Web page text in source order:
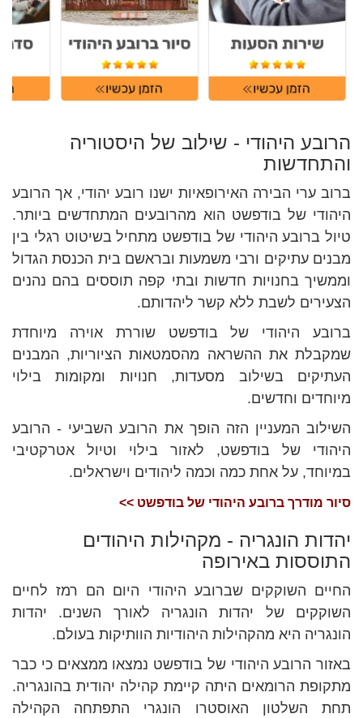
הרובע היהודי - שילוב של היסטוריה
והתחדשות
ברוב ערי הבירה האירופאיות ישנו רובע יהודי, אך הרובע
היהודי של בודפשט הוא מהרובעים המתחדשים ביותר.
טיול ברובע היהודי של בודפשט מתחיל בשיטוט רגלי בין
מבנים עתיקים ורבי משמעות ובראשם בית הכנסת הגדול
וממשיך בחנויות חדשות ובתי קפה תוססים בהם נהנים
הצעירים לשבת ללא קשר ליהדותם.
ברובע היהודי של בודפשט שוררת אוירה מיוחדת
שמקבלת את ההשראה מהסמטאות הציוריות, המבנים
העתיקים בשילוב מסעדות, חנויות ומקומות בילוי
מיוחדים וחדשים.
השילוב המעניין הזה הופך את הרובע השביעי - הרובע
היהודי של בודפשט, לאזור בילוי וטיול אטרקטיבי
במיוחד, על אחת כמה וכמה ליהודים וישראלים.
סיור מודרך ברובע היהודי של בודפשט >>
יהדות הונגריה - מקהילות היהודים
התוססות באירופה
החיים השוקקים שברובע היהודי היום הם רמז לחיים
השוקקים של יהדות הונגריה לאורך השנים. יהדות
הונגריה היא מהקהילות היהודיות הוותיקות בעולם.
באזור הרובע היהודי של בודפשט נמצאו ממצאים כי כבר
מתקופת הרומאים היתה קיימת קהילה יהודית בהונגריה.
תחת השלטון האוסטרו הונגרי התפתחה הקהילה